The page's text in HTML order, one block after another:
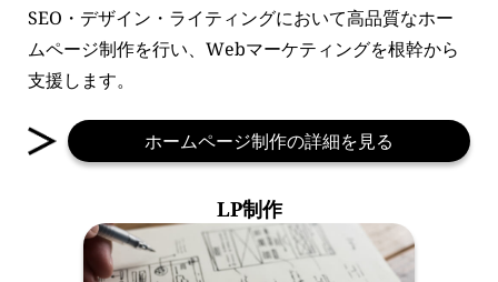
SEO・デザイン・ライティングにおいて高品質なホー
ムページ制作を行い、Webマーケティングを根幹から
支援します。
ホームページ制作の詳細を見る
LP制作